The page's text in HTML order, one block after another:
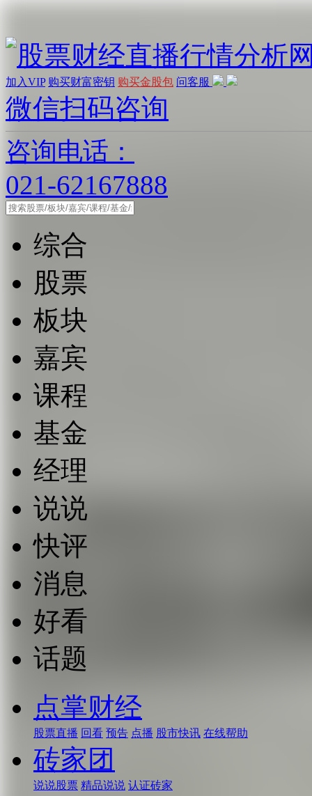
加入VIP 购买财富密钥 购买金股包 问客服
微信扫码咨询
咨询电话：
021-62167888
综合
股票
板块
嘉宾
课程
基金
经理
说说
快评
消息
好看
话题
点掌财经
股票直播 回看 预告 点播 股市快讯 在线帮助
砖家团
说说股票 精品说说 认证砖家